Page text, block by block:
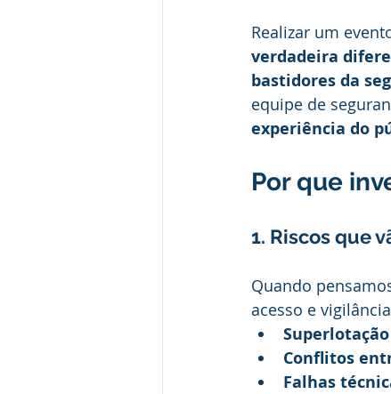
Realizar um
verdadeira
bastidores da
equipe de
experiência do
Por que
1. Riscos que
Quando
acesso e
Conflitos
Falhas